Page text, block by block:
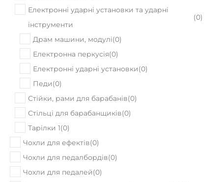
Електронні ударні установки та ударні
інструменти
(0)
Драм машини, модулі(0)
Електронна перкусія(0)
Електронні ударні установки(0)
Педи(0)
Стійки, рами для барабанів(0)
Стільці для барабанщиків(0)
Тарілки 1(0)
Чохли для ефектів(0)
Чохли для педалбордів(0)
Чохли для педалей(0)